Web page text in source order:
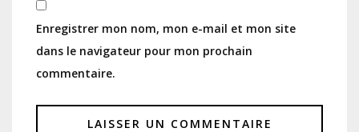
Enregistrer mon nom, mon e-mail et mon site
dans le navigateur pour mon prochain
commentaire.